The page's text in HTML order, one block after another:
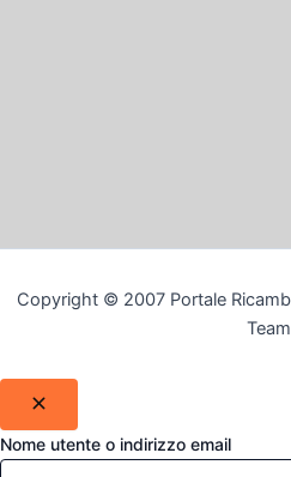
Copyright © 2007 Portale
Team
Nome utente o indirizzo email